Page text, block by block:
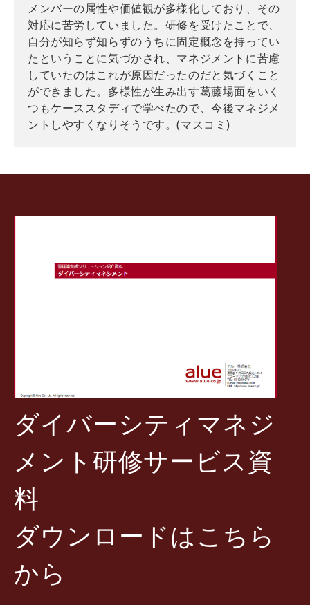
メンバーの属性や価値観が多様化しており、その
対応に苦労していました。研修を受けたことで、
自分が知らず知らずのうちに固定概念を持ってい
たということに気づかされ、マネジメントに苦慮
していたのはこれが原因だったのだと気づくこと
ができました。多様性が生み出す葛藤場面をいく
つもケーススタディで学べたので、今後マネジメ
ントしやすくなりそうです。(マスコミ)
ダイバーシティマネジ
メント研修サービス資
料
ダウンロードはこちら
から